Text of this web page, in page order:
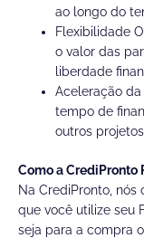
ao longo do
Flexibilidade
o valor das
liberdade
Aceleração
tempo de
outros
Como a CrediPronto
Na CrediPronto,
que você utilize seu
seja para a compra